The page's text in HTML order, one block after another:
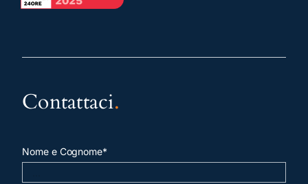
Contattaci.
Nome e Cognome*